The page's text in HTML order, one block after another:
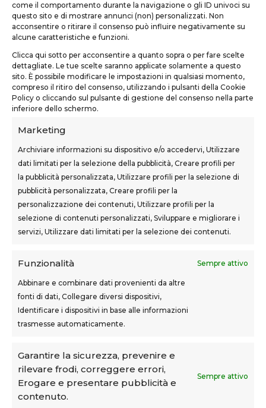
come il comportamento durante la navigazione o gli ID univoci su
questo sito e di mostrare annunci (non) personalizzati. Non
acconsentire o ritirare il consenso può influire negativamente su
alcune caratteristiche e funzioni.
Clicca qui sotto per acconsentire a quanto sopra o per fare scelte
dettagliate. Le tue scelte saranno applicate solamente a questo
sito. È possibile modificare le impostazioni in qualsiasi momento,
compreso il ritiro del consenso, utilizzando i pulsanti della Cookie
Policy o cliccando sul pulsante di gestione del consenso nella parte
inferiore dello schermo.
Marketing
Archiviare informazioni su dispositivo e/o accedervi, Utilizzare
dati limitati per la selezione della pubblicità, Creare profili per
la pubblicità personalizzata, Utilizzare profili per la selezione di
pubblicità personalizzata, Creare profili per la
personalizzazione dei contenuti, Utilizzare profili per la
selezione di contenuti personalizzati, Sviluppare e migliorare i
servizi, Utilizzare dati limitati per la selezione dei contenuti.
Funzionalità Sempre attivo
Abbinare e combinare dati provenienti da altre
fonti di dati, Collegare diversi dispositivi,
Identificare i dispositivi in base alle informazioni
trasmesse automaticamente.
Garantire la sicurezza, prevenire e
rilevare frodi, correggere errori,
Erogare e presentare pubblicità e
contenuto.
Sempre attivo
TEKNOFORM SRL
Castelfranco di Sotto (PI)
teknoform@teknoform.it
SEDI CORSI
Sovigliana – Vinci
Via F.lli Cairoli, 12
Castelfranco di Sotto
Teknoform srl – p.iva 05765060487 – Cap. Soc. euro
10.000 – CCIAA Toscana Nord Ovest – n.isc. REA PI-
Teknoform è Centro Formativo AiFOS (C.F.A.)